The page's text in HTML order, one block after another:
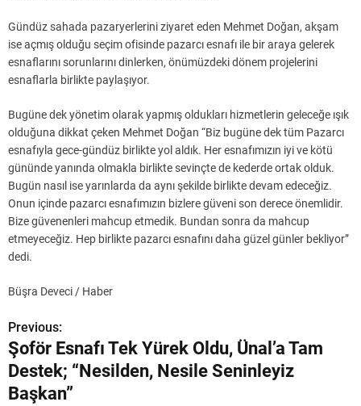
Gündüz sahada pazaryerlerini ziyaret eden Mehmet Doğan, akşam
ise açmış olduğu seçim ofisinde pazarcı esnafı ile bir araya gelerek
esnaflarını sorunlarını dinlerken, önümüzdeki dönem projelerini
esnaflarla birlikte paylaşıyor.
Bugüne dek yönetim olarak yapmış oldukları hizmetlerin geleceğe ışık
olduğuna dikkat çeken Mehmet Doğan “Biz bugüne dek tüm Pazarcı
esnafıyla gece-gündüz birlikte yol aldık. Her esnafımızın iyi ve kötü
gününde yanında olmakla birlikte sevinçte de kederde ortak olduk.
Bugün nasıl ise yarınlarda da aynı şekilde birlikte devam edeceğiz.
Onun içinde pazarcı esnafımızın bizlere güveni son derece önemlidir.
Bize güvenenleri mahcup etmedik. Bundan sonra da mahcup
etmeyeceğiz. Hep birlikte pazarcı esnafını daha güzel günler bekliyor”
dedi.
Büşra Deveci / Haber
Y
a
z
Previous:
Şoför Esnafı Tek Yürek Oldu, Ünal’a Tam
Destek; “Nesilden, Nesile Seninleyiz
Başkan”